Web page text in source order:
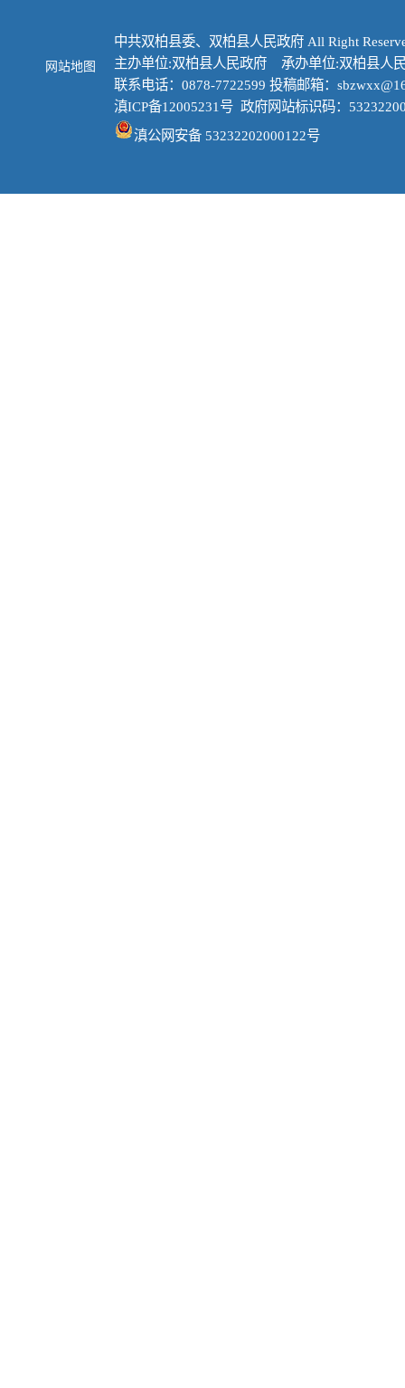
网站地图
中共双柏县委、双柏县人民政府 All Right
主办单位:双柏县人民政府 承办单位:双柏县人
联系电话：0878-7722599 投稿邮箱：
滇ICP备12005231号 政府网站标识码：
滇公网安备 53232202000122号